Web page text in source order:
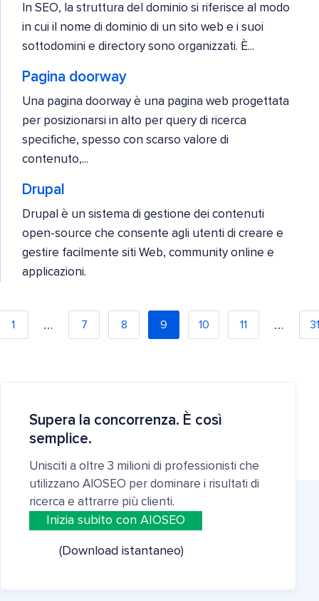
In SEO, la struttura del dominio si riferisce al modo
in cui il nome di dominio di un sito web e i suoi
sottodomini e directory sono organizzati. È...
Pagina doorway
Una pagina doorway è una pagina web progettata
per posizionarsi in alto per query di ricerca
specifiche, spesso con scarso valore di
contenuto,...
Drupal
Drupal è un sistema di gestione dei contenuti
open-source che consente agli utenti di creare e
gestire facilmente siti Web, community online e
applicazioni.
1 … 7 8 9 10 11 … 31
Supera la concorrenza. È così
semplice.
Unisciti a oltre 3 milioni di professionisti che
utilizzano AIOSEO per dominare i risultati di
ricerca e attrarre più clienti.
Inizia subito con AIOSEO
(Download istantaneo)